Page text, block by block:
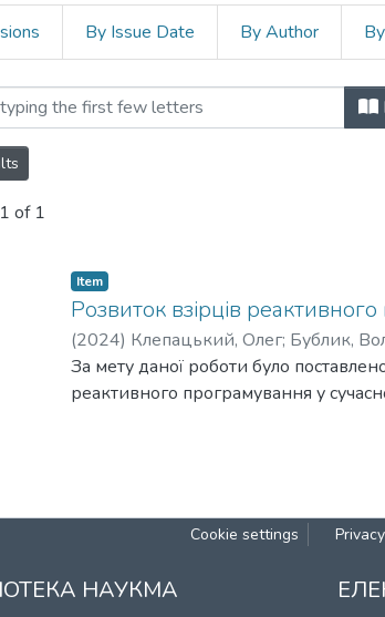
By Issue Date By Author
Інженерія
of 1
Item
Розвиток взірців
(2024) Клепацький, Олег; Бублик,
За мету даної роботи було
реактивного програмування у
Cookie settings
НАУКМА